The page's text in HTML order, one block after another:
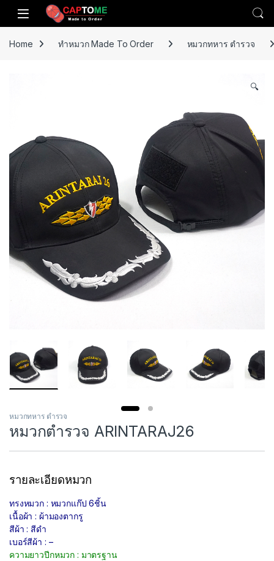
Skip to navigation
Skip to content
Open
Home ทำหมวก Made To Order หมวกทหาร ตำรวจ
🔍
หมวกทหาร ตำรวจ
หมวกตำรวจ ARINTARAJ26
รายละเอียดหมวก
ทรงหมวก : หมวกแก๊ป 6ชิ้น
เนื้อผ้า : ผ้ามองตากรู
สีผ้า : สีดำ
เบอร์สีผ้า : –
ความยาวปีกหมวก : มาตรฐาน